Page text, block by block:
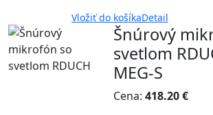
Vložiť do košíkaDetail
Šnúrový
svetlom
MEG-S
Cena: 418.20 €